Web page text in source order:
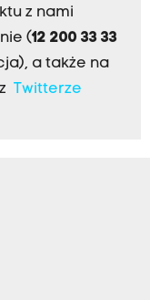
z nami
(12 200 33 33
a także na
Twitterze